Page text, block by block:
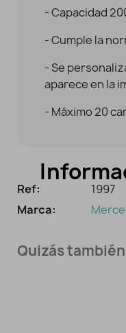
- Capacidad
- Cumple la
- Se
aparece en la
- Máximo 20
Ref:
1997
Marca:
Quizás